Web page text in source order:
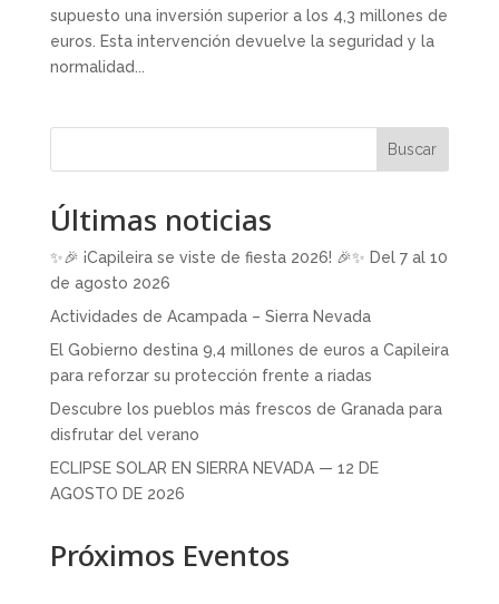
supuesto una inversión superior a los 4,3 millones de
euros. Esta intervención devuelve la seguridad y la
normalidad...
Buscar
Últimas noticias
✨🎉 ¡Capileira se viste de fiesta 2026! 🎉✨ Del 7 al 10
de agosto 2026
Actividades de Acampada – Sierra Nevada
El Gobierno destina 9,4 millones de euros a Capileira
para reforzar su protección frente a riadas
Descubre los pueblos más frescos de Granada para
disfrutar del verano
ECLIPSE SOLAR EN SIERRA NEVADA — 12 DE
AGOSTO DE 2026
Próximos Eventos